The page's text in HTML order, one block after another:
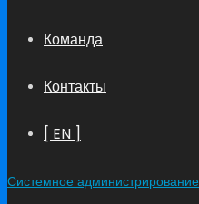
Команда
Контакты
[ EN ]
Системное администрирование